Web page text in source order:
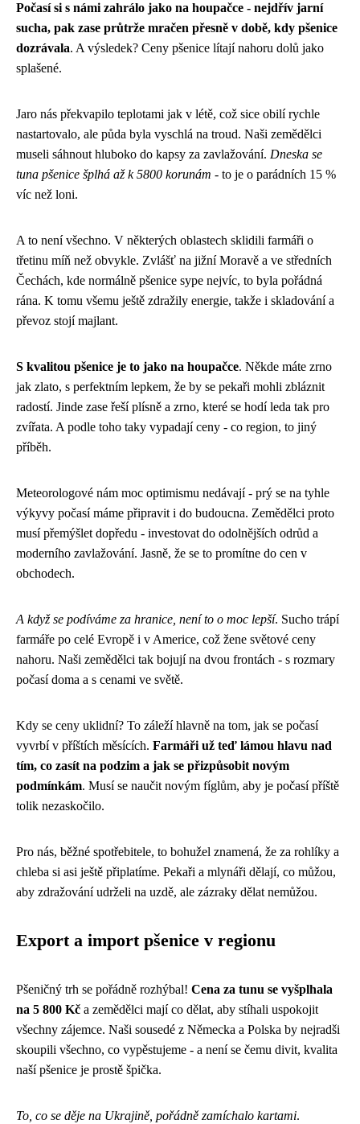
Počasí si s námi zahrálo jako na houpačce - nejdřív jarní
sucha, pak zase průtrže mračen přesně v době, kdy pšenice
dozrávala. A výsledek? Ceny pšenice lítají nahoru dolů jako
splašené.
Jaro nás překvapilo teplotami jak v létě, což sice obilí rychle
nastartovalo, ale půda byla vyschlá na troud. Naši zemědělci
museli sáhnout hluboko do kapsy za zavlažování. Dneska se
tuna pšenice šplhá až k 5800 korunám - to je o parádních 15 %
víc než loni.
A to není všechno. V některých oblastech sklidili farmáři o
třetinu míň než obvykle. Zvlášť na jižní Moravě a ve středních
Čechách, kde normálně pšenice sype nejvíc, to byla pořádná
rána. K tomu všemu ještě zdražily energie, takže i skladování a
převoz stojí majlant.
S kvalitou pšenice je to jako na houpačce. Někde máte zrno
jak zlato, s perfektním lepkem, že by se pekaři mohli zbláznit
radostí. Jinde zase řeší plísně a zrno, které se hodí leda tak pro
zvířata. A podle toho taky vypadají ceny - co region, to jiný
příběh.
Meteorologové nám moc optimismu nedávají - prý se na tyhle
výkyvy počasí máme připravit i do budoucna. Zemědělci proto
musí přemýšlet dopředu - investovat do odolnějších odrůd a
moderního zavlažování. Jasně, že se to promítne do cen v
obchodech.
A když se podíváme za hranice, není to o moc lepší. Sucho trápí
farmáře po celé Evropě i v Americe, což žene světové ceny
nahoru. Naši zemědělci tak bojují na dvou frontách - s rozmary
počasí doma a s cenami ve světě.
Kdy se ceny uklidní? To záleží hlavně na tom, jak se počasí
vyvrbí v příštích měsících. Farmáři už teď lámou hlavu nad
tím, co zasít na podzim a jak se přizpůsobit novým
podmínkám. Musí se naučit novým fíglům, aby je počasí příště
tolik nezaskočilo.
Pro nás, běžné spotřebitele, to bohužel znamená, že za rohlíky a
chleba si asi ještě připlatíme. Pekaři a mlynáři dělají, co můžou,
aby zdražování udrželi na uzdě, ale zázraky dělat nemůžou.
Export a import pšenice v regionu
Pšeničný trh se pořádně rozhýbal! Cena za tunu se vyšplhala
na 5 800 Kč a zemědělci mají co dělat, aby stíhali uspokojit
všechny zájemce. Naši sousedé z Německa a Polska by nejradši
skoupili všechno, co vypěstujeme - a není se čemu divit, kvalita
naší pšenice je prostě špička.
To, co se děje na Ukrajině, pořádně zamíchalo kartami.